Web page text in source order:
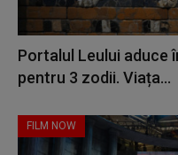
Portalul Leului aduce
pentru 3 zodii. Viața...
FILM NOW